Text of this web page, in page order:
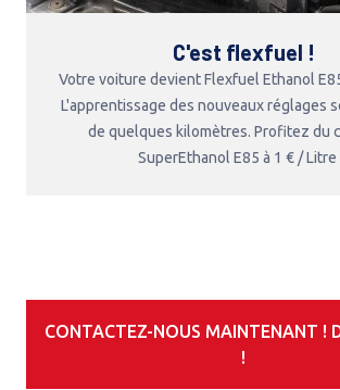
C'est flexfuel !
Votre voiture devient Flexfuel Ethanol
L'apprentissage des nouveaux réglages
de quelques kilomètres. Profitez du
SuperEthanol E85 à 1 € / Litre
CONTACTEZ-NOUS MAINTENANT !
!